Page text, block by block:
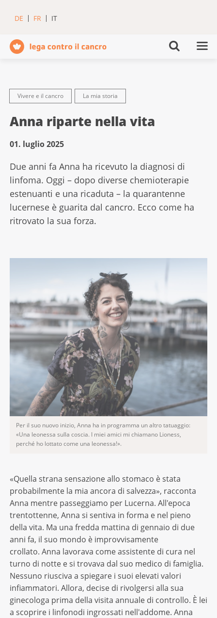
DE FR IT
Vivere e il cancro La mia storia
Anna riparte nella vita
01. luglio 2025
Due anni fa Anna ha ricevuto la diagnosi di
linfoma. Oggi – dopo diverse chemioterapie
estenuanti e una ricaduta – la quarantenne
lucernese è guarita dal cancro. Ecco come ha
ritrovato la sua forza.
Per il suo nuovo inizio, Anna ha in programma un altro tatuaggio:
«Una leonessa sulla coscia. I miei amici mi chiamano Lioness,
perché ho lottato come una leonessa!».
«Quella strana sensazione allo stomaco è stata
probabilmente la mia ancora di salvezza», racconta
Anna mentre passeggiamo per Lucerna. All'epoca
trentottenne, Anna si sentiva in forma e nel pieno
della vita. Ma una fredda mattina di gennaio di due
anni fa, il suo mondo è improvvisamente
crollato. Anna lavorava come assistente di cura nel
turno di notte e si trovava dal suo medico di famiglia.
Nessuno riusciva a spiegare i suoi elevati valori
infiammatori. Allora, decise di rivolgersi alla sua
ginecologa prima della visita annuale di controllo. È lei
a scoprire i linfonodi ingrossati nell'addome. Anna